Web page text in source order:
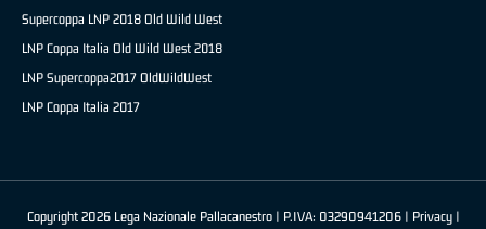
Supercoppa LNP 2018 Old Wild West
LNP Coppa Italia Old Wild West 2018
LNP Supercoppa2017 OldWildWest
LNP Coppa Italia 2017
Copyright 2026 Lega Nazionale Pallacanestro | P.IVA: 03290941206 | Privacy|